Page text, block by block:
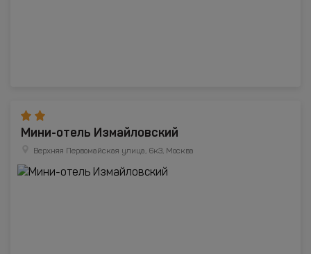
Мини-отель Измайловский
Верхняя Первомайская улица, 6к3, Москва